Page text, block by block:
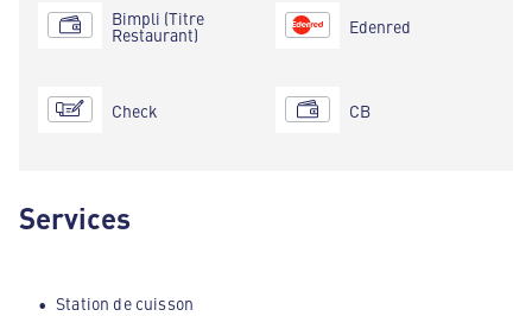
Bimpli (Titre
Restaurant)
Check
Edenred
CB
Services
Station de cuisson